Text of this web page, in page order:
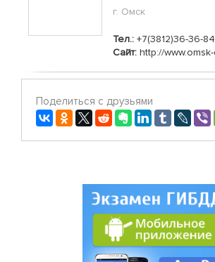
г. Омск
Тел.: +7(3812)36-36-
Сайт: http://
Поделиться с друзьями